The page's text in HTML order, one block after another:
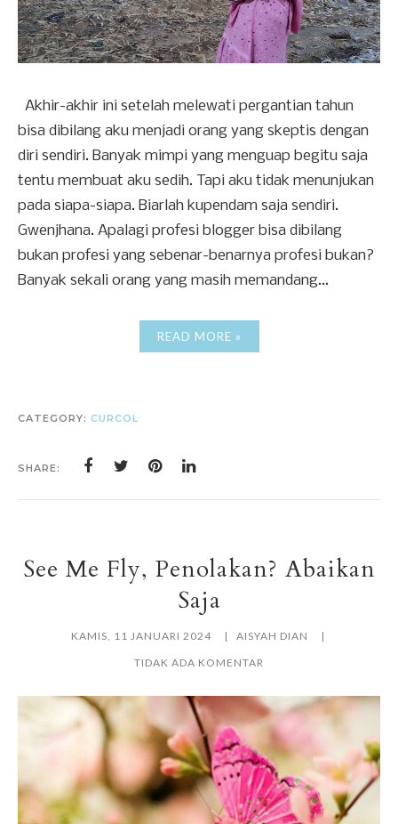
Akhir-akhir ini setelah melewati pergantian tahun
bisa dibilang aku menjadi orang yang skeptis dengan
diri sendiri. Banyak mimpi yang menguap begitu saja
tentu membuat aku sedih. Tapi aku tidak menunjukan
pada siapa-siapa. Biarlah kupendam saja sendiri.
Gwenjhana. Apalagi profesi blogger bisa dibilang
bukan profesi yang sebenar-benarnya profesi bukan?
Banyak sekali orang yang masih memandang...
READ MORE »
CATEGORY: CURCOL
SHARE:
See Me Fly, Penolakan? Abaikan
Saja
KAMIS, 11 JANUARI 2024
AISYAH DIAN
TIDAK ADA KOMENTAR